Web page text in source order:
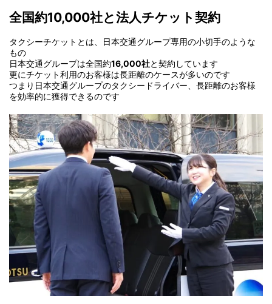
全国約10,000社と法人チケット契約
タクシーチケットとは、日本交通グループ専用の小切手のような
もの
日本交通グループは全国約16,000社と契約しています
更にチケット利用のお客様は長距離のケースが多いのです
つまり日本交通グループのタクシードライバー、長距離のお客様
を効率的に獲得できるのです